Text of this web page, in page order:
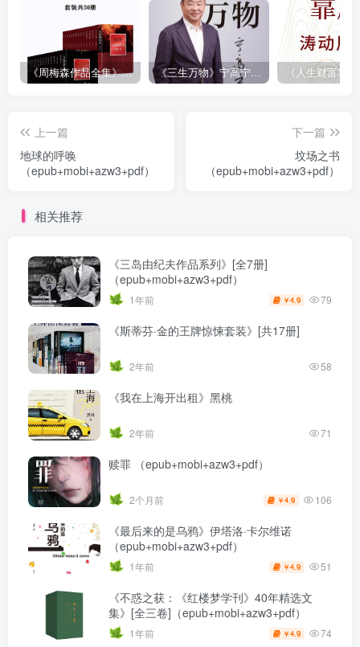
《周梅森作品全集》[共30册] 《三生万物》宁高宁（epub+mobi+azw3+pdf）
上一篇
地球的呼唤
（epub+mobi+azw3+pdf）
下一篇
坟场之书
（epub+mobi+azw3+pdf）
相关推荐
《三岛由纪夫作品系列》[全7册]
（epub+mobi+azw3+pdf）
1年前 ￥4.9 79
《斯蒂芬·金的王牌惊悚套装》[共17册]
2年前 58
《我在上海开出租》黑桃
2年前 71
赎罪 （epub+mobi+azw3+pdf）
2个月前 ￥4.9 106
《最后来的是乌鸦》伊塔洛·卡尔维诺
（epub+mobi+azw3+pdf）
1年前 ￥4.9 51
《不惑之获：《红楼梦学刊》40年精选文
集》[全三卷]（epub+mobi+azw3+pdf）
1年前 ￥4.9 74